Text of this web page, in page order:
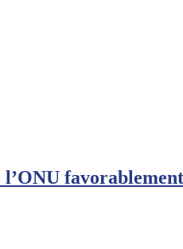
l’ONU